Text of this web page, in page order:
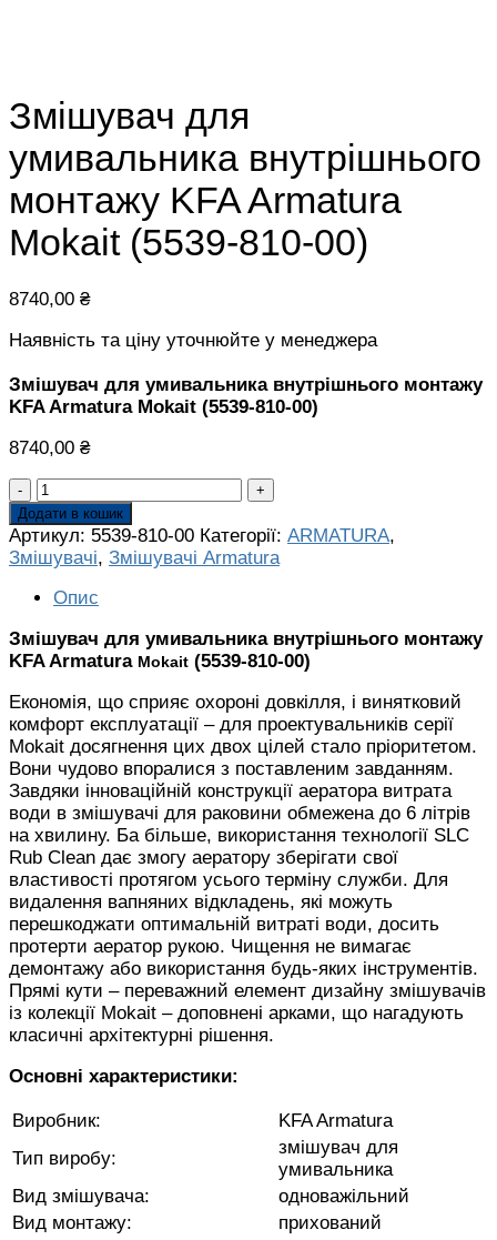
Змішувач для
умивальника внутрішнього
монтажу KFA Armatura
Mokait (5539-810-00)
8740,00 ₴
Наявність та ціну уточнюйте у менеджера
Змішувач для умивальника внутрішнього монтажу
KFA Armatura Mokait (5539-810-00)
8740,00 ₴
Змішувач
для
умивальника
внутрішнього
KFA
Mokait
(5539-
00)
кількість
Додати в кошик
Артикул: 5539-810-00 Категорії: ARMATURA,
Змішувачі, Змішувачі Armatura
Опис
Змішувач для умивальника внутрішнього монтажу
KFA Armatura Mokait (5539-810-00)
Економія, що сприяє охороні довкілля, і винятковий
комфорт експлуатації – для проектувальників серії
Mokait досягнення цих двох цілей стало пріоритетом.
Вони чудово впоралися з поставленим завданням.
Завдяки інноваційній конструкції аератора витрата
води в змішувачі для раковини обмежена до 6 літрів
на хвилину. Ба більше, використання технології SLC
Rub Clean дає змогу аератору зберігати свої
властивості протягом усього терміну служби. Для
видалення вапняних відкладень, які можуть
перешкоджати оптимальній витраті води, досить
протерти аератор рукою. Чищення не вимагає
демонтажу або використання будь-яких інструментів.
Прямі кути – переважний елемент дизайну змішувачів
із колекції Mokait – доповнені арками, що нагадують
класичні архітектурні рішення.
Основні характеристики:
Виробник:
KFA Armatura
Тип виробу:
змішувач для
умивальника
Вид змішувача:
одноважільний
Вид монтажу:
прихований